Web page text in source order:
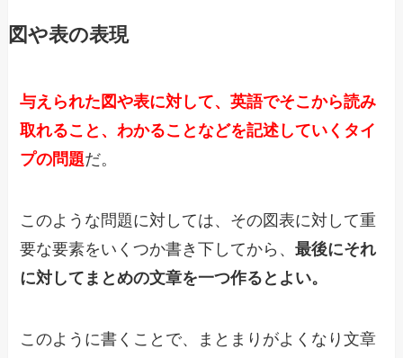
図や表の表現
与えられた図や表に対して、英語でそこから読み
取れること、わかることなどを記述していくタイ
プの問題だ。
このような問題に対しては、その図表に対して重
要な要素をいくつか書き下してから、最後にそれ
に対してまとめの文章を一つ作るとよい。
このように書くことで、まとまりがよくなり文章